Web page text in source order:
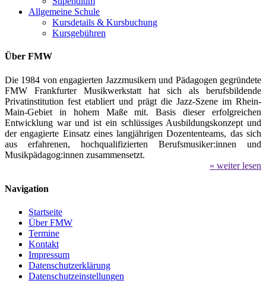
Allgemeine Schule
Kursdetails & Kursbuchung
Kursgebühren
Über FMW
Die 1984 von engagierten Jazzmusikern und Pädagogen gegründete
FMW Frankfurter Musikwerkstatt hat sich als berufsbildende
Privatinstitution fest etabliert und prägt die Jazz-Szene im Rhein-
Main-Gebiet in hohem Maße mit. Basis dieser erfolgreichen
Entwicklung war und ist ein schlüssiges Ausbildungskonzept und
der engagierte Einsatz eines langjährigen Dozententeams, das sich
aus erfahrenen, hochqualifizierten Berufsmusiker:innen und
Musikpädagog:innen zusammensetzt.
» weiter lesen
Navigation
Startseite
Über FMW
Termine
Kontakt
Impressum
Datenschutzerklärung
Datenschutzeinstellungen